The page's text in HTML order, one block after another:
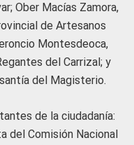
Ober Macías Zamora,
de Artesanos
Montesdeoca,
del Carrizal; y
del Magisterio.
de la ciudadanía:
del Comisión Nacional